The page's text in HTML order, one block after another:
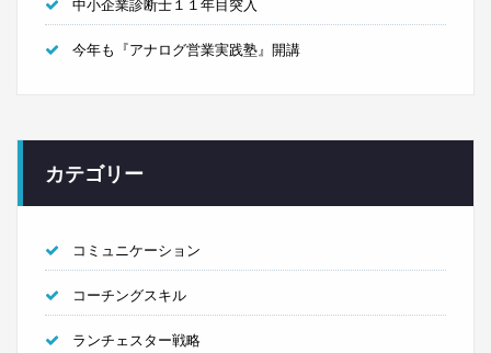
中小企業診断士１１年目突入
今年も『アナログ営業実践塾』開講
カテゴリー
コミュニケーション
コーチングスキル
ランチェスター戦略